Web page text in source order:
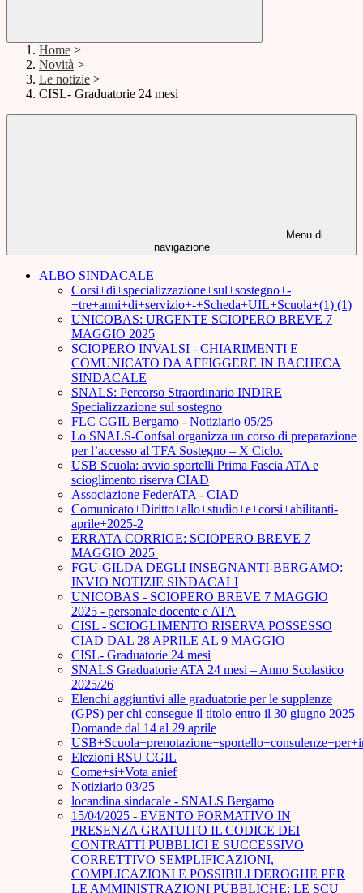
Home >
Novità >
Le notizie >
CISL- Graduatorie 24 mesi
Menu di
navigazione
ALBO SINDACALE
Corsi+di+specializzazione+sul+sostegno+-
+tre+anni+di+servizio+-+Scheda+UIL+Scuola+(1) (1)
UNICOBAS: URGENTE SCIOPERO BREVE 7
MAGGIO 2025
SCIOPERO INVALSI - CHIARIMENTI E
COMUNICATO DA AFFIGGERE IN BACHECA
SINDACALE
SNALS: Percorso Straordinario INDIRE
Specializzazione sul sostegno
FLC CGIL Bergamo - Notiziario 05/25
Lo SNALS-Confsal organizza un corso di preparazione
per l’accesso al TFA Sostegno – X Ciclo.
USB Scuola: avvio sportelli Prima Fascia ATA e
scioglimento riserva CIAD
Associazione FederATA - CIAD
Comunicato+Diritto+allo+studio+e+corsi+abilitanti-
aprile+2025-2
ERRATA CORRIGE: SCIOPERO BREVE 7
MAGGIO 2025
FGU-GILDA DEGLI INSEGNANTI-BERGAMO:
INVIO NOTIZIE SINDACALI
UNICOBAS - SCIOPERO BREVE 7 MAGGIO
2025 - personale docente e ATA
CISL - SCIOGLIMENTO RISERVA POSSESSO
CIAD DAL 28 APRILE AL 9 MAGGIO
CISL- Graduatorie 24 mesi
SNALS Graduatorie ATA 24 mesi – Anno Scolastico
2025/26
Elenchi aggiuntivi alle graduatorie per le supplenze
(GPS) per chi consegue il titolo entro il 30 giugno 2025
Domande dal 14 al 29 aprile
Elezioni RSU CGIL
Come+si+Vota anief
Notiziario 03/25
locandina sindacale - SNALS Bergamo
15/04/2025 - EVENTO FORMATIVO IN
PRESENZA GRATUITO IL CODICE DEI
CONTRATTI PUBBLICI E SUCCESSIVO
CORRETTIVO SEMPLIFICAZIONI,
COMPLICAZIONI E POSSIBILI DEROGHE PER
LE AMMINISTRAZIONI PUBBLICHE: LE SCU